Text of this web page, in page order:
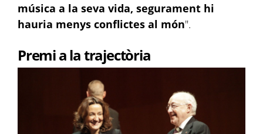
música a la seva vida, segurament hi
hauria menys conflictes al món".
Premi a la trajectòria